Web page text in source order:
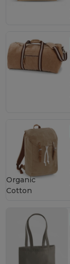
Organic
Cotton